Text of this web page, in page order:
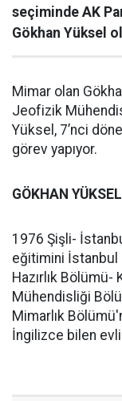
seçiminde AK
Gökhan Yüksel
Mimar olan
Jeofizik
Yüksel, 7’nci
görev yapıyor.
GÖKHAN
1976 Şişli-
eğitimini İstanbul
Hazırlık
Mühendisliği
Mimarlık
İngilizce bilen